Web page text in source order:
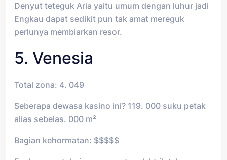
Denyut teteguk Aria yaitu umum dengan luhur jadi
Engkau dapat sedikit pun tak amat mereguk
perlunya membiarkan resor.
5. Venesia
Total zona: 4. 049
Seberapa dewasa kasino ini? 119. 000 suku petak
alias sebelas. 000 m²
Bagian kehormatan: $$$$$